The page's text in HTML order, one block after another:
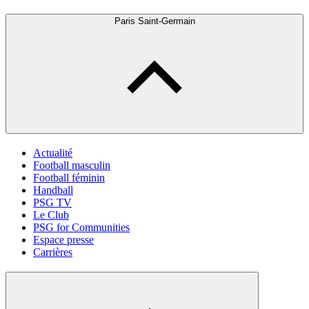
Paris Saint-Germain
Actualité
Football masculin
Football féminin
Handball
PSG TV
Le Club
PSG for Communities
Espace presse
Carrières